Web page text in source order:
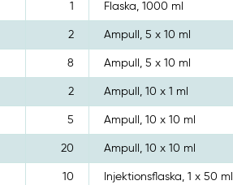
1 Flaska, 1000 ml
2 Ampull, 5 x 10 ml
8 Ampull, 5 x 10 ml
2 Ampull, 10 x 1 ml
5 Ampull, 10 x 10 ml
20 Ampull, 10 x 10 ml
10 Injektionsflaska, 1 x 50 ml